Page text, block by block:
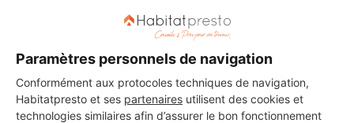
Paramètres personnels de navigation
Conformément aux protocoles techniques de navigation,
Habitatpresto et ses partenaires utilisent des cookies et
technologies similaires afin d’assurer le bon fonctionnement
Vaujours
SAS DUCHENE
Vaujours